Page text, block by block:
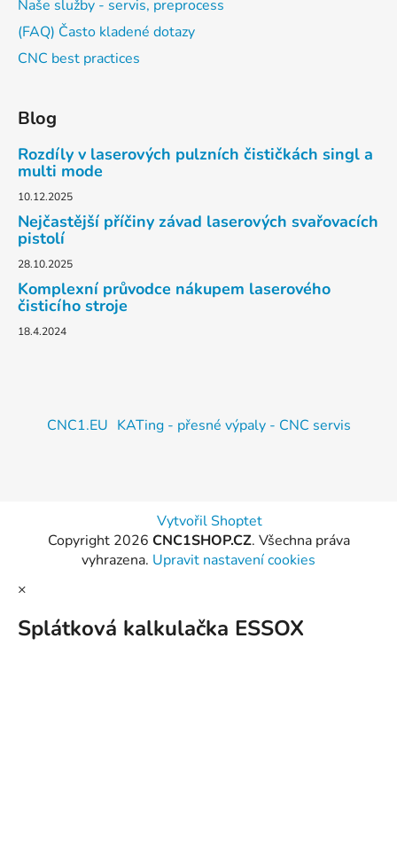
Naše služby - servis, preprocess
(FAQ) Často kladené dotazy
CNC best practices
Blog
Rozdíly v laserových pulzních čističkách singl a
multi mode
10.12.2025
Nejčastější příčiny závad laserových svařovacích
pistolí
28.10.2025
Komplexní průvodce nákupem laserového
čisticího stroje
18.4.2024
CNC1.EU KATing - přesné výpaly - CNC servis
Vytvořil Shoptet
Copyright 2026 CNC1SHOP.CZ. Všechna práva
vyhrazena. Upravit nastavení cookies
×
Splátková kalkulačka ESSOX